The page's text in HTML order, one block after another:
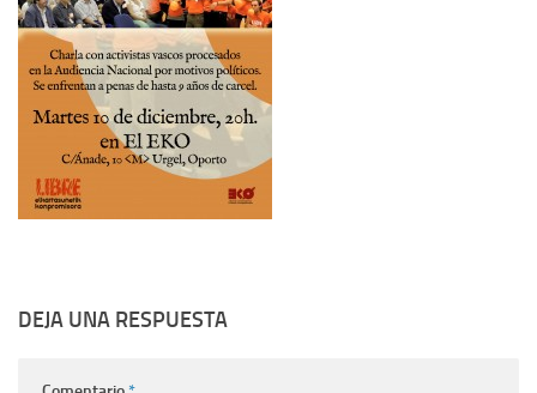
DEJA UNA RESPUESTA